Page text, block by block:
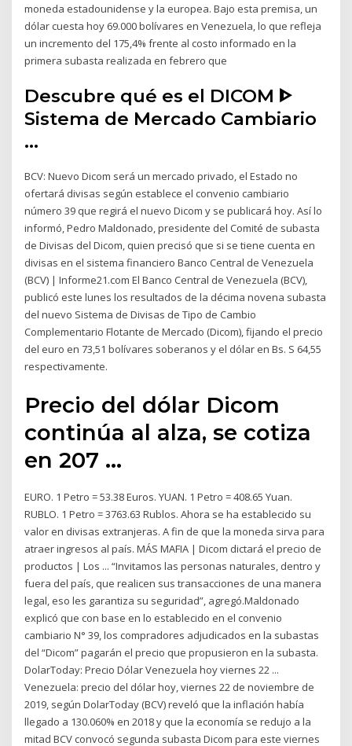
moneda estadounidense y la europea. Bajo esta premisa, un
dólar cuesta hoy 69.000 bolívares en Venezuela, lo que refleja
un incremento del 175,4% frente al costo informado en la
primera subasta realizada en febrero que
Descubre qué es el DICOM ᐈ
Sistema de Mercado Cambiario
...
BCV: Nuevo Dicom será un mercado privado, el Estado no
ofertará divisas según establece el convenio cambiario
número 39 que regirá el nuevo Dicom y se publicará hoy. Así lo
informó, Pedro Maldonado, presidente del Comité de subasta
de Divisas del Dicom, quien precisó que si se tiene cuenta en
divisas en el sistema financiero Banco Central de Venezuela
(BCV) | Informe21.com El Banco Central de Venezuela (BCV),
publicó este lunes los resultados de la décima novena subasta
del nuevo Sistema de Divisas de Tipo de Cambio
Complementario Flotante de Mercado (Dicom), fijando el precio
del euro en 73,51 bolívares soberanos y el dólar en Bs. S 64,55
respectivamente.
Precio del dólar Dicom
continúa al alza, se cotiza
en 207 ...
EURO. 1 Petro = 53.38 Euros. YUAN. 1 Petro = 408.65 Yuan.
RUBLO. 1 Petro = 3763.63 Rublos. Ahora se ha establecido su
valor en divisas extranjeras. A fin de que la moneda sirva para
atraer ingresos al país. MÁS MAFIA | Dicom dictará el precio de
productos | Los ... “Invitamos las personas naturales, dentro y
fuera del país, que realicen sus transacciones de una manera
legal, eso les garantiza su seguridad”, agregó.Maldonado
explicó que con base en lo establecido en el convenio
cambiario N° 39, los compradores adjudicados en la subastas
del “Dicom” pagarán el precio que propusieron en la subasta.
DolarToday: Precio Dólar Venezuela hoy viernes 22 ...
Venezuela: precio del dólar hoy, viernes 22 de noviembre de
2019, según DolarToday (BCV) reveló que la inflación había
llegado a 130.060% en 2018 y que la economía se redujo a la
mitad BCV convocó segunda subasta Dicom para este viernes